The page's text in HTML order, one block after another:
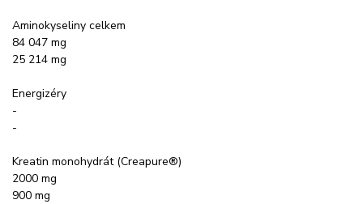
Aminokyseliny celkem
84 047 mg
25 214 mg
Energizéry
-
-
Kreatin monohydrát (Creapure®)
2000 mg
900 mg